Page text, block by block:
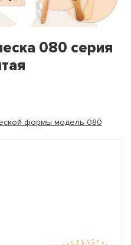
080 серия
формы модель 080